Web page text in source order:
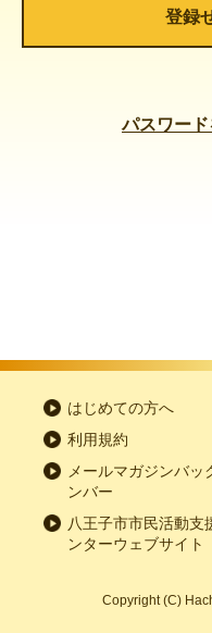
登録
パスワー
はじめての方へ
利用規約
メールマガジンバッ
ンバー
八王子市市民活動支
ンターウェブサイト
Copyright(C)